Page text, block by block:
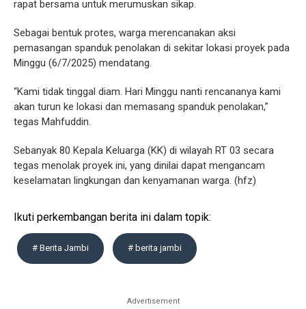
rapat bersama untuk merumuskan sikap.
Sebagai bentuk protes, warga merencanakan aksi
pemasangan spanduk penolakan di sekitar lokasi proyek pada
Minggu (6/7/2025) mendatang.
“Kami tidak tinggal diam. Hari Minggu nanti rencananya kami
akan turun ke lokasi dan memasang spanduk penolakan,”
tegas Mahfuddin.
Sebanyak 80 Kepala Keluarga (KK) di wilayah RT 03 secara
tegas menolak proyek ini, yang dinilai dapat mengancam
keselamatan lingkungan dan kenyamanan warga. (hfz)
Ikuti perkembangan berita ini dalam topik:
# Berita Jambi # berita jambi
Advertisement